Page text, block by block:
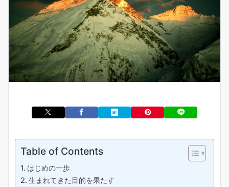
Table of Contents
はじめの一歩
生まれてきた目的を果たす